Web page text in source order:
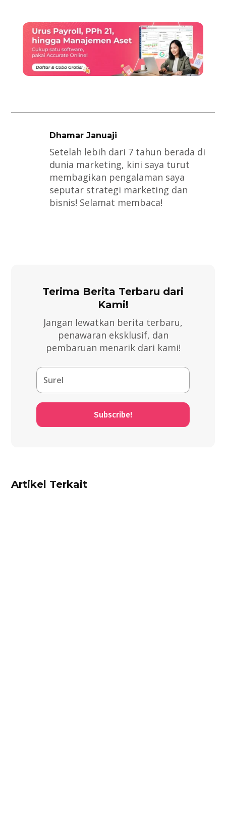
Dhamar Januaji
Setelah lebih dari 7 tahun berada di
dunia marketing, kini saya turut
membagikan pengalaman saya
seputar strategi marketing dan
bisnis! Selamat membaca!
Terima Berita Terbaru dari
Kami!
Jangan lewatkan berita terbaru,
penawaran eksklusif, dan
pembaruan menarik dari kami!
Subscribe!
Artikel Terkait